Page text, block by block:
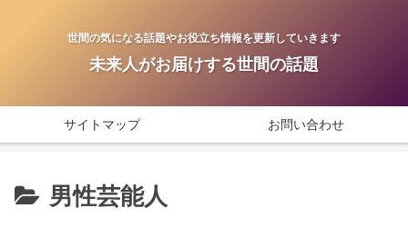
世間の気になる話題やお役立ち情報を更新していきます
未来人がお届けする世間の話題
サイトマップ お問い合わせ
男性芸能人